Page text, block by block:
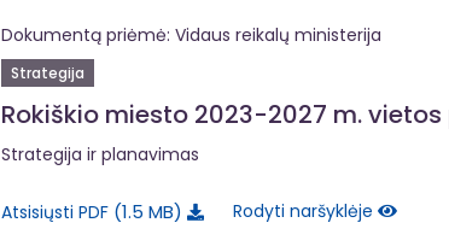
Dokumentą priėmė: Vidaus reikalų ministerija
Strategija
Rokiškio miesto 2023-2027 m.
Strategija ir planavimas
Atsisiųsti PDF 1.5 MB
Rodyti naršyklėje